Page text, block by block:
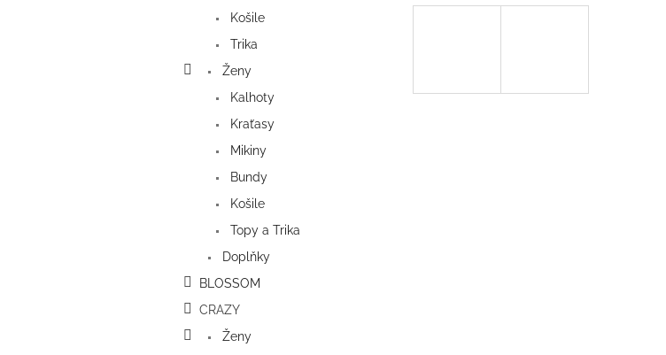
Košile
Trika
Ženy
Kalhoty
Kraťasy
Mikiny
Bundy
Košile
Topy a Trika
Doplňky
BLOSSOM
CRAZY
Ženy